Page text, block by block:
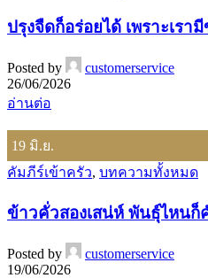
ปรุงจืดก็อร่อยได้ เพราะเรา
Posted by
customerservice
26/06/2026
อ่านต่อ
19 มิ.ย.
คัมภีร์เข้าครัว, บทความทั้งหมด
ข้าวคั่วสองเสน่ห์ พันธุ์ไหนก็
Posted by
customerservice
19/06/2026